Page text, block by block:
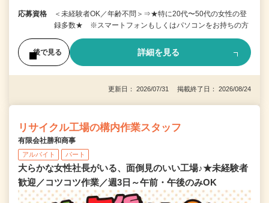
応募資格
＜未経験者OK／年齢不問＞⇒★特に20代〜50代の女性の登
録多数★ ※スマートフォンもしくはパソコンをお持ちの方
後で見る 詳細を見る
更新日： 2026/07/31 掲載終了日： 2026/08/24
リサイクル工場の構内作業スタッフ
有限会社勝和商事
アルバイト パート
大らかな女性社長がいる、面倒見のいい工場♪★未経験者
歓迎／コツコツ作業／週3日～午前・午後のみOK